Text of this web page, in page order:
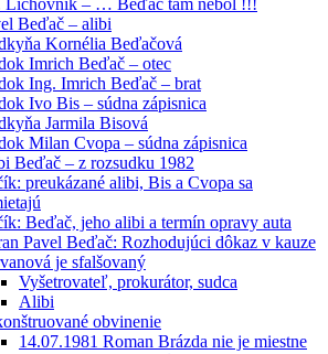
Beďač – alibi
Kornélia Beďačová
Imrich Beďač – otec
Ing. Imrich Beďač – brat
Ivo Bis – súdna zápisnica
Jarmila Bisová
Milan Cvopa – súdna zápisnica
Beďač – z rozsudku 1982
preukázané alibi, Bis a Cvopa sa
Beďač, jeho alibi a termín opravy auta
Pavel Beďač: Rozhodujúci dôkaz v kauze
je sfalšovaný
Vyšetrovateľ, prokurátor, sudca
Alibi
obvinenie
14.07.1981 Roman Brázda nie je miestne